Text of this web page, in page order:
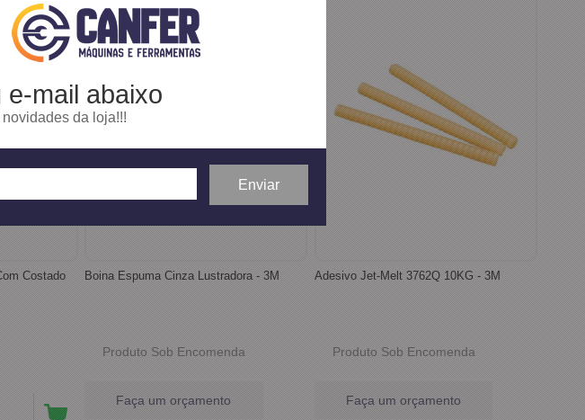
e-mail abaixo
da loja!!!
Costado
Boina Espuma Cinza Lustradora - 3M
Produto Sob Encomenda
Faça um orçamento
Adesivo Jet-Melt 3762Q 10KG - 3M
Produto Sob Encomenda
Faça um orçamento